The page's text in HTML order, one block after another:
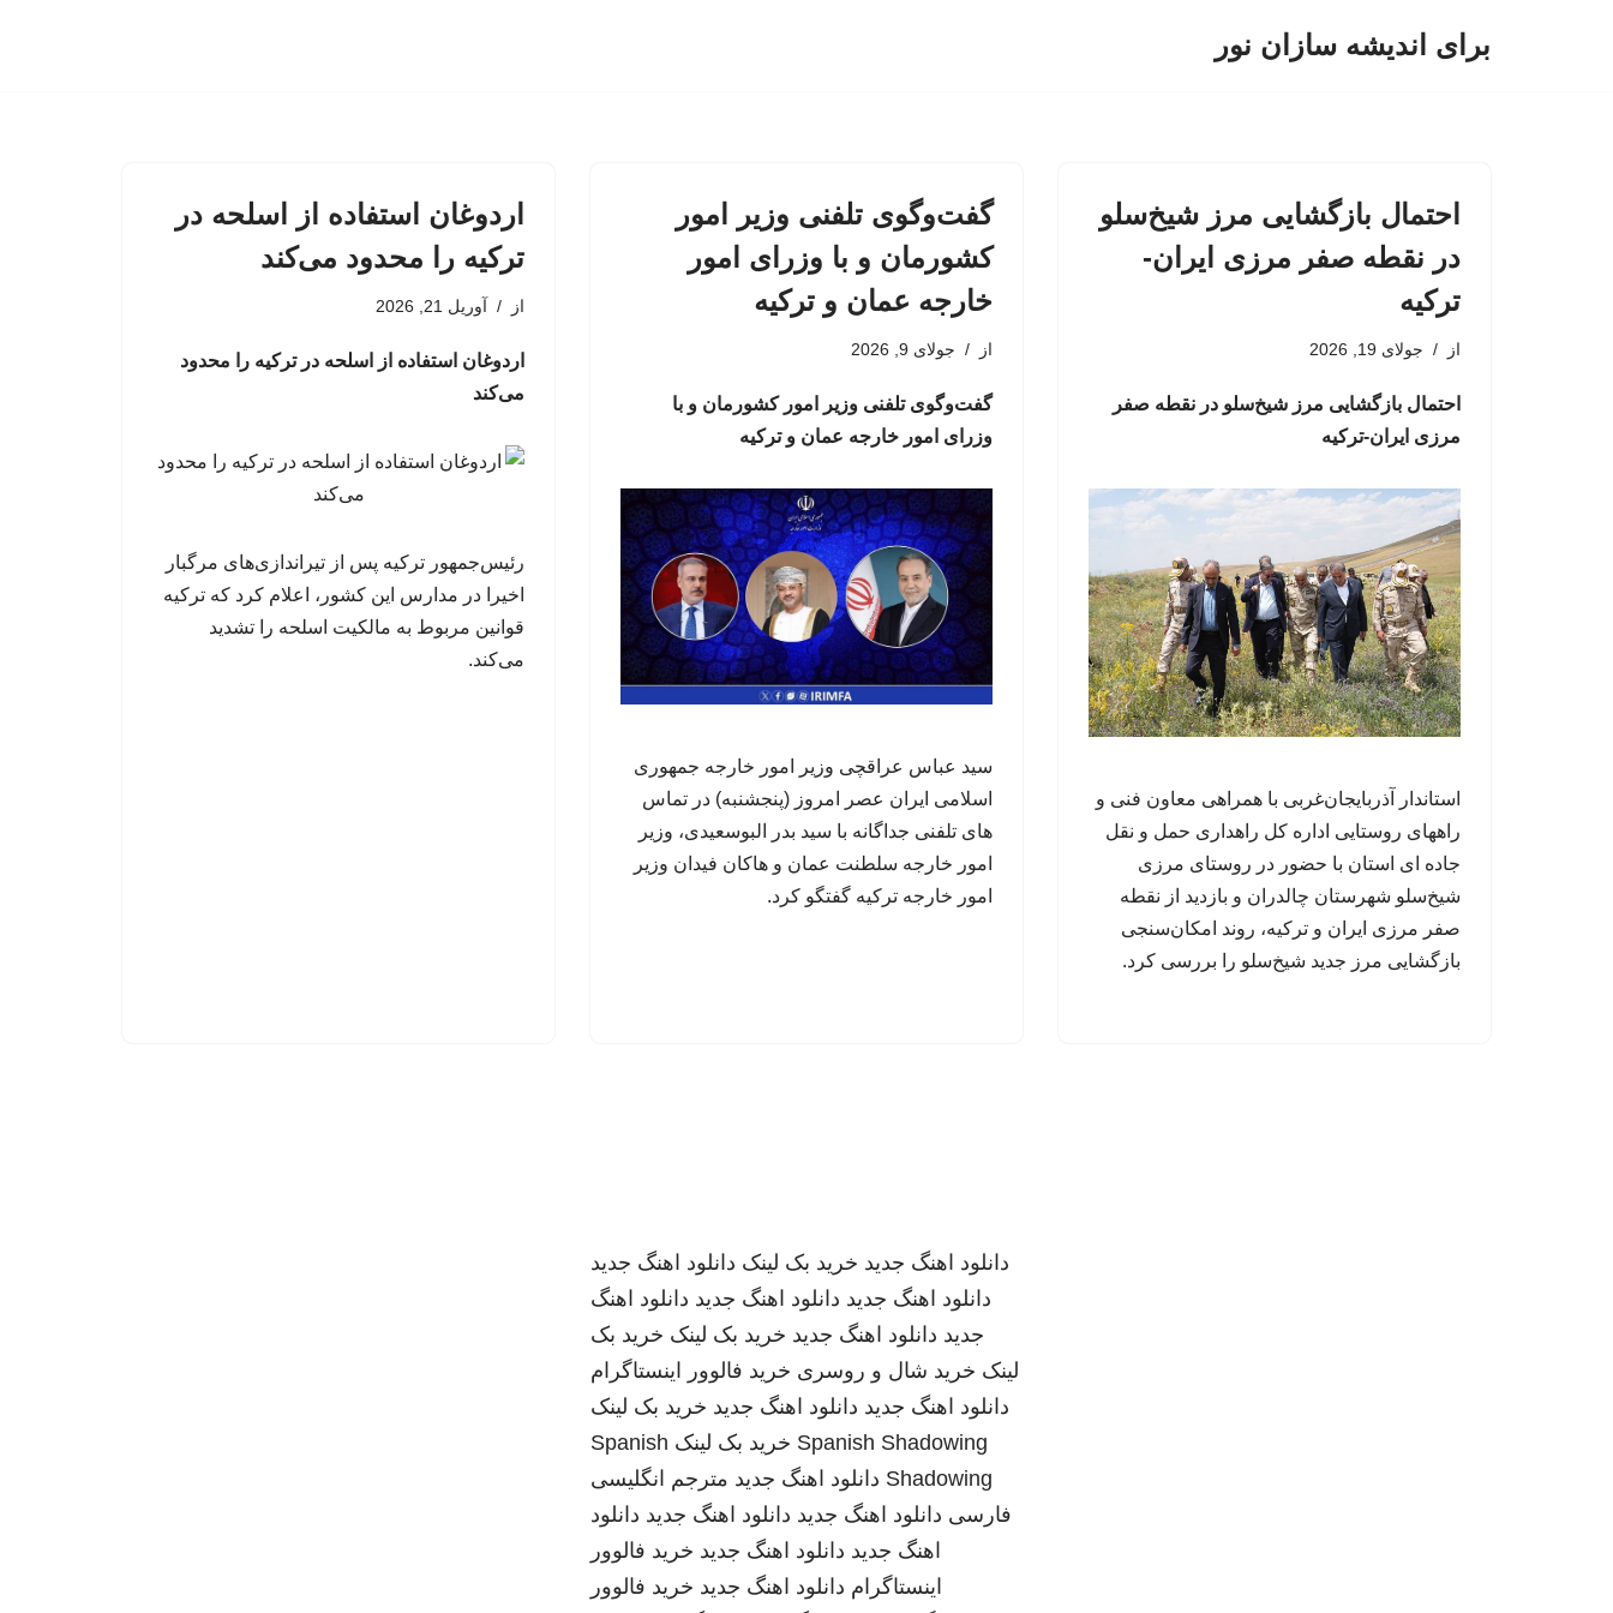
برای اندیشه سازان نور
احتمال بازگشایی مرز شیخ‌سلو
در نقطه صفر مرزی ایران-
ترکیه
از جولای 19, 2026
احتمال بازگشایی مرز شیخ‌سلو در نقطه صفر
مرزی ایران-ترکیه
استاندار آذربایجان‌غربی با همراهی معاون فنی و
راههای روستایی اداره کل راهداری ‌حمل و نقل
جاده ای استان با حضور در روستای مرزی
شیخ‌سلو شهرستان چالدران و بازدید از نقطه
صفر مرزی ایران و ترکیه، روند امکان‌سنجی
بازگشایی مرز جدید شیخ‌سلو را بررسی کرد.
گفت‌وگوی تلفنی وزیر امور
کشورمان و با وزرای امور
خارجه عمان و ترکیه
از جولای 9, 2026
گفت‌وگوی تلفنی وزیر امور کشورمان و با
وزرای امور خارجه عمان و ترکیه
سید عباس عراقچی وزیر امور خارجه جمهوری
اسلامی ایران عصر امروز (پنجشنبه) در تماس
های تلفنی جداگانه با سید بدر البوسعیدی، وزیر
امور خارجه سلطنت عمان و هاکان فیدان وزیر
امور خارجه ترکیه گفتگو کرد.
اردوغان استفاده از اسلحه در
ترکیه را محدود می‌کند
از آوریل 21, 2026
اردوغان استفاده از اسلحه در ترکیه را محدود
می‌کند
رئیس‌جمهور ترکیه پس از تیراندازی‌های مرگبار
اخیرا در مدارس این کشور، اعلام کرد که ترکیه
قوانین مربوط به مالکیت اسلحه را تشدید
می‌کند.
دانلود اهنگ جدید خرید بک لینک دانلود اهنگ جدید
دانلود اهنگ جدید دانلود اهنگ جدید دانلود اهنگ
جدید دانلود اهنگ جدید خرید بک لینک خرید بک
لینک خرید شال و روسری خرید فالوور اینستاگرام
دانلود اهنگ جدید دانلود اهنگ جدید خرید بک لینک
Spanish Shadowing خرید بک لینک Spanish
Shadowing دانلود اهنگ جدید مترجم انگلیسی
فارسی دانلود اهنگ جدید دانلود اهنگ جدید دانلود
اهنگ جدید دانلود اهنگ جدید خرید فالوور
اینستاگرام دانلود اهنگ جدید خرید فالوور